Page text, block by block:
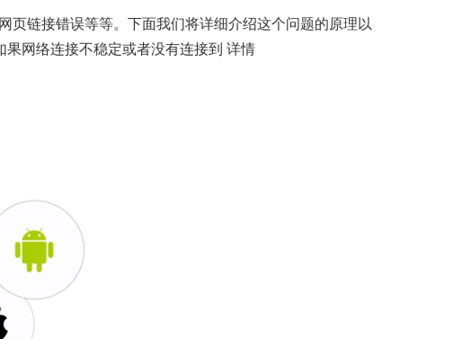
页链接错误等等。下面我们将详细介绍这个问题的原理以
网络连接不稳定或者没有连接到 详情